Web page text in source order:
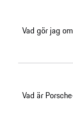
Vad gör jag
Vad är